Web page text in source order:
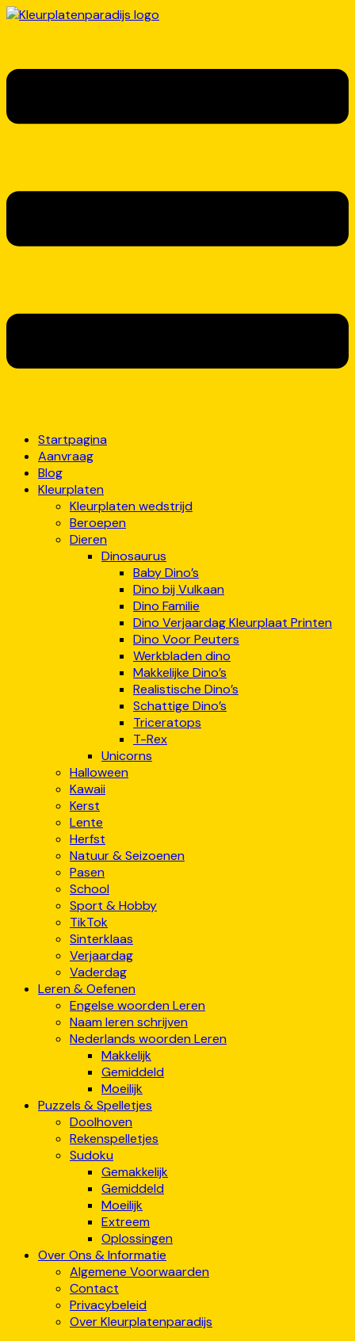
Startpagina
Aanvraag
Blog
Kleurplaten
Kleurplaten wedstrijd
Beroepen
Dieren
Dinosaurus
Baby Dino’s
Dino bij Vulkaan
Dino Familie
Dino Verjaardag Kleurplaat Printen
Dino Voor Peuters
Werkbladen dino
Makkelijke Dino’s
Realistische Dino’s
Schattige Dino’s
Triceratops
T-Rex
Unicorns
Halloween
Kawaii
Kerst
Lente
Herfst
Natuur & Seizoenen
Pasen
School
Sport & Hobby
TikTok
Sinterklaas
Verjaardag
Vaderdag
Leren & Oefenen
Engelse woorden Leren
Naam leren schrijven
Nederlands woorden Leren
Makkelijk
Gemiddeld
Moeilijk
Puzzels & Spelletjes
Doolhoven
Rekenspelletjes
Sudoku
Gemakkelijk
Gemiddeld
Moeilijk
Extreem
Oplossingen
Over Ons & Informatie
Algemene Voorwaarden
Contact
Privacybeleid
Over Kleurplatenparadijs